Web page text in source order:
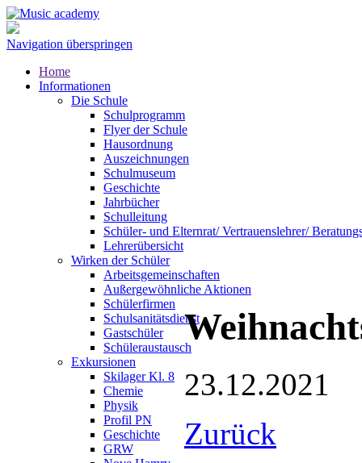
Navigation überspringen
Home
Informationen
Die Schule
Schulprogramm
Flyer der Schule
Hausordnung
Auszeichnungen
Schulmuseum
Geschichte
Jahrbücher
Schulleitung
Schüler- und Elternrat/ Vertrauenslehrer/
Lehrerübersicht
Wirken der Schüler
Arbeitsgemeinschaften
Außergewöhnliche Aktionen
Schülerfirmen
Schulsanitätsdienst
Gastschüler
Schüleraustausch
Exkursionen
Skilager Kl. 8
Chemie
Physik
Profil PN
Geschichte
GRW
23.12.2021
Zurück